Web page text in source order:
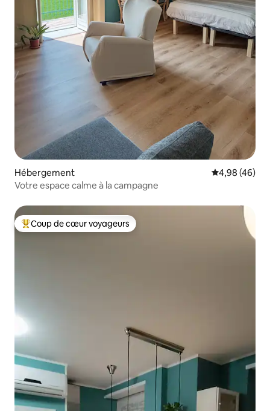
Hébergement Évaluation
4,98 (46)
Votre espace calme à la campagne
Coups de cœur voyageurs les plus appréciés
Coup de cœur voyageurs